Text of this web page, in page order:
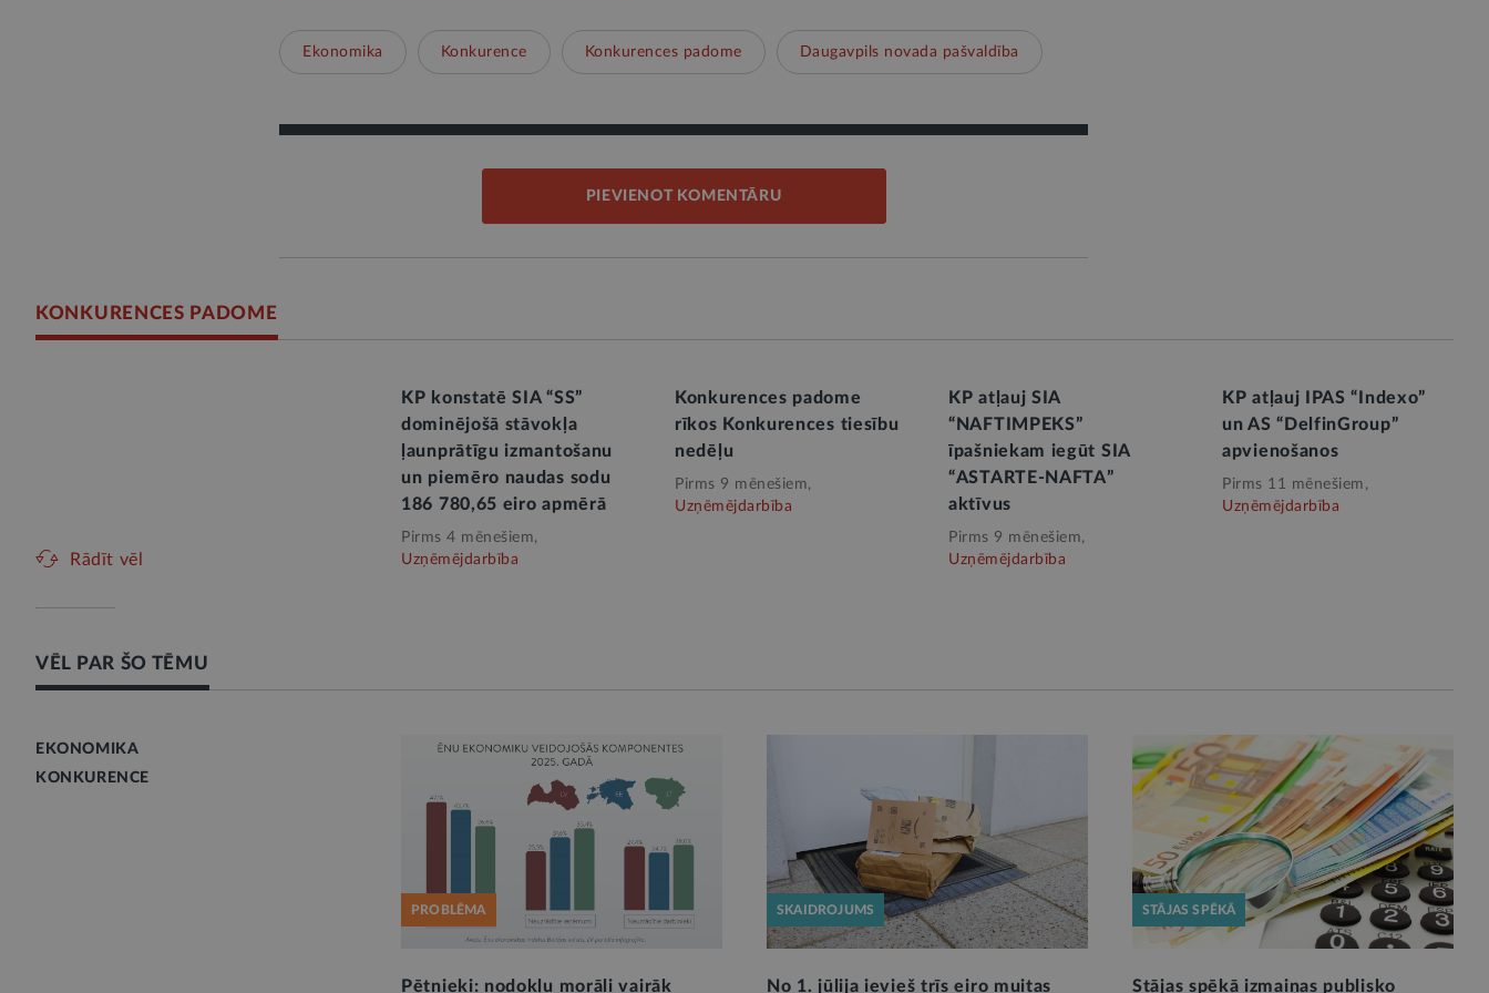
Ekonomika Konkurence Konkurences padome Daugavpils novada pašvaldība
PIEVIENOT KOMENTĀRU
KONKURENCES PADOME
KP konstatē SIA “SS”
dominējošā stāvokļa
ļaunprātīgu izmantošanu
un piemēro naudas sodu
186 780,65 eiro apmērā
Pirms 4 mēnešiem,
Uzņēmējdarbība
Konkurences padome
rīkos Konkurences tiesību
nedēļu
Pirms 9 mēnešiem,
Uzņēmējdarbība
KP atļauj SIA
“NAFTIMPEKS”
īpašniekam iegūt SIA
“ASTARTE-NAFTA”
aktīvus
Pirms 9 mēnešiem,
Uzņēmējdarbība
KP atļauj IPAS “Indexo”
un AS “DelfinGroup”
apvienošanos
Pirms 11 mēnešiem,
Uzņēmējdarbība
Rādīt vēl
VĒL PAR ŠO TĒMU
EKONOMIKA
KONKURENCE
PROBLĒMA
Pētnieki: nodokļu morāli vairāk
SKAIDROJUMS
No 1. jūlija ievieš trīs eiro muitas
STĀJAS SPĒKĀ
Stājas spēkā izmaiņas publisko